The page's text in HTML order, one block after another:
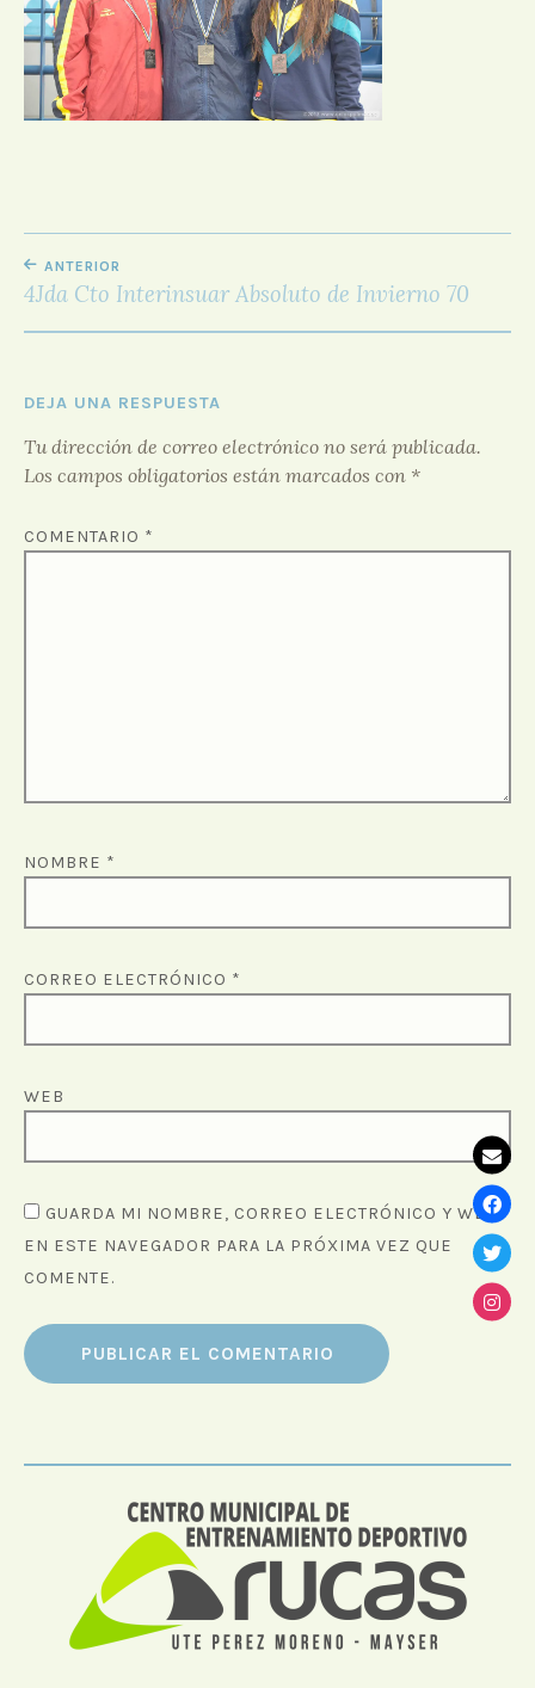
D
O
R
F
O
NAVEGACIÓN
DE
ENTRADAS
ANTERIOR
4Jda Cto Interinsuar Absoluto de Invierno 70
DEJA UNA RESPUESTA
Tu dirección de correo electrónico no será publicada.
Los campos obligatorios están marcados con *
COMENTARIO *
NOMBRE *
CORREO ELECTRÓNICO *
WEB
GUARDA MI NOMBRE, CORREO ELECTRÓNICO Y WEB
EN ESTE NAVEGADOR PARA LA PRÓXIMA VEZ QUE
COMENTE.